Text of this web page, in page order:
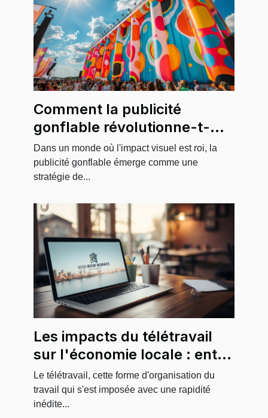
Comment la publicité
gonflable révolutionne-t-
elle la communication
événementielle ?
Dans un monde où l'impact visuel est roi, la
publicité gonflable émerge comme une
stratégie de...
Les impacts du télétravail
sur l'économie locale : entre
opportunités et défis
Le télétravail, cette forme d'organisation du
travail qui s'est imposée avec une rapidité
inédite...